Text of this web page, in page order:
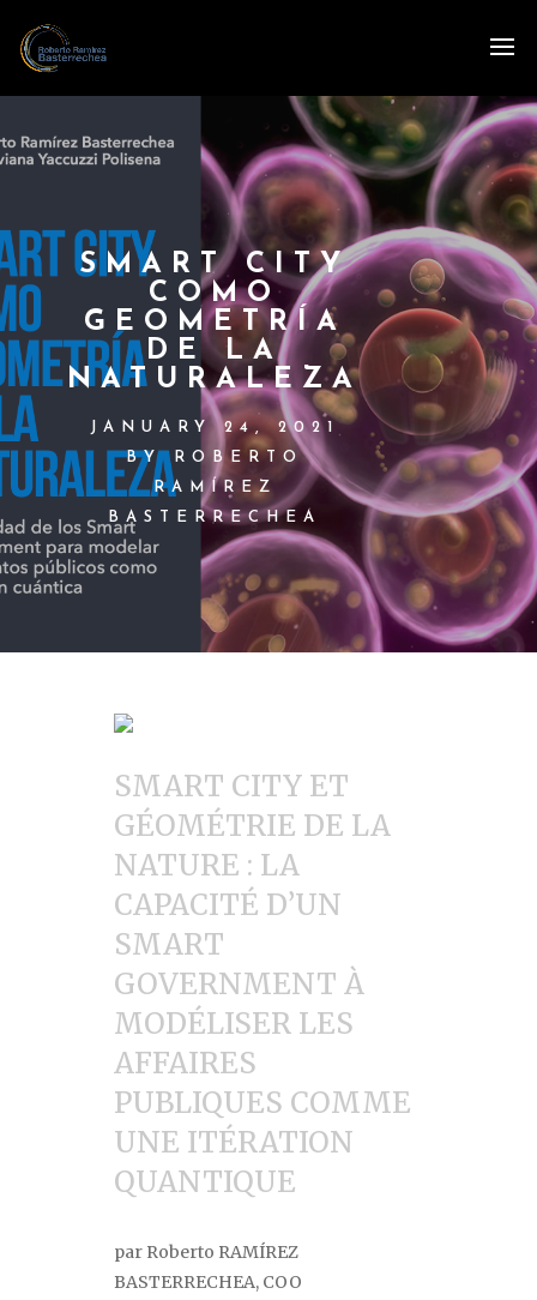
SMART CITY
COMO
GEOMETRÍA
DE LA
NATURALEZA
JANUARY 24, 2021
BY ROBERTO
RAMÍREZ
BASTERRECHEA
SMART CITY ET
GÉOMÉTRIE DE LA
NATURE : LA
CAPACITÉ D’UN
SMART
GOVERNMENT À
MODÉLISER LES
AFFAIRES
PUBLIQUES COMME
UNE ITÉRATION
QUANTIQUE
par Roberto RAMÍREZ
BASTERRECHEA, COO